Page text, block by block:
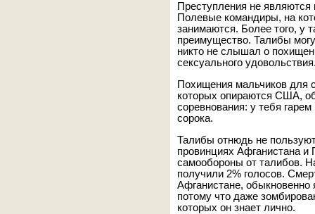
Преступления не
Полевые командиры, на
занимаются. Более того, у
преимущество. Талибы
никто не слышал о
сексуального
Похищения мальчиков для
которых опираются США,
соревнования: у тебя
сорока.
Талибы отнюдь не
провинциях Афганистана и
самообороны от талибов.
получили 2% голосов.
Афганистане, обыкновенно
потому что даже
которых он знает лично.